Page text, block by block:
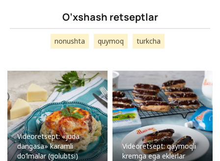
O’xshash retseptlar
nonushta quymoq turkcha
Videoretsept: «juda
dangasa» karamli
do’lmalar (golubtsi)
Videoretsept: qaymoqli
kremga ega eklerlar